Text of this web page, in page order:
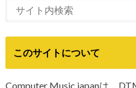
Computer Music japanは、
や、新製品のニュースなどを
問い合わせや、個人情報・広